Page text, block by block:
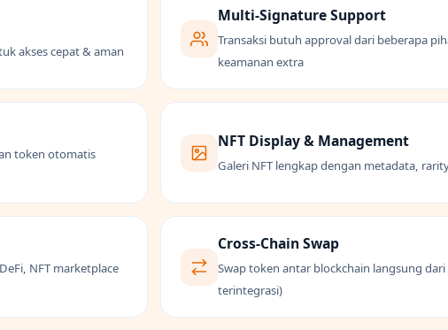
akses cepat & aman
Multi-Signature Support
Transaksi butuh approval dari beberapa
keamanan extra
token otomatis
NFT Display & Management
Galeri NFT lengkap dengan metadata,
NFT marketplace
Cross-Chain Swap
Swap token antar blockchain langsung
terintegrasi)